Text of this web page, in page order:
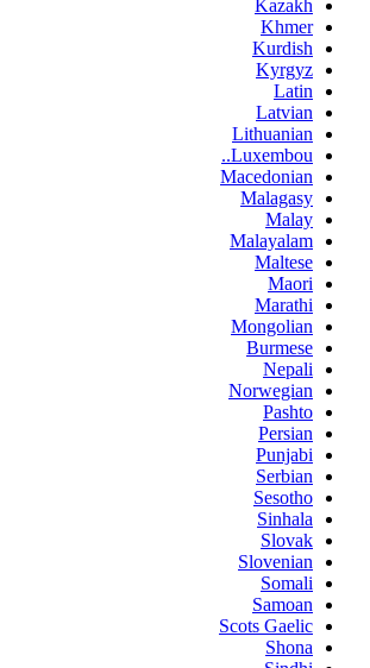
Kazakh
Khmer
Kurdish
Kyrgyz
Latin
Latvian
Lithuanian
Luxembou..
Macedonian
Malagasy
Malay
Malayalam
Maltese
Maori
Marathi
Mongolian
Burmese
Nepali
Norwegian
Pashto
Persian
Punjabi
Serbian
Sesotho
Sinhala
Slovak
Slovenian
Somali
Samoan
Scots Gaelic
Shona